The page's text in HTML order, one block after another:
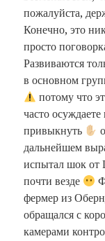
пожалуйста,
Конечно, это
просто
Развиваются
в основном
потому что
часто
привыкнуть
дальнейшем
испытал шок от
почти везде
фермер из
обращался с
камерами